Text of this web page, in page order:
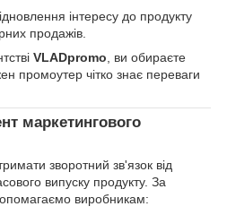
інтересу до продукту
продажів.
VLADpromo , ви обираєте
промоутер чітко знає переваги
маркетингового
зворотний зв'язок від
випуску продукту. За
виробникам: